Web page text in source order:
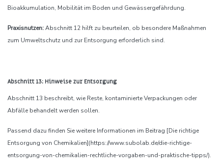
Bioakkumulation, Mobilität im Boden und Gewässergefährdung.
Praxisnutzen:Abschnitt 12 hilft zu beurteilen, ob besondere Maßnahmen
zum Umweltschutz und zur Entsorgung erforderlich sind.
Abschnitt 13: Hinweise zur Entsorgung
Abschnitt 13 beschreibt, wie Reste, kontaminierte Verpackungen oder
Abfälle behandelt werden sollen.
Passend dazu finden Sie weitere Informationen im Beitrag [Die richtige
Entsorgung von Chemikalien](https://www.subolab.de/die-richtige-
entsorgung-von-chemikalien-rechtliche-vorgaben-und-praktische-tipps/).